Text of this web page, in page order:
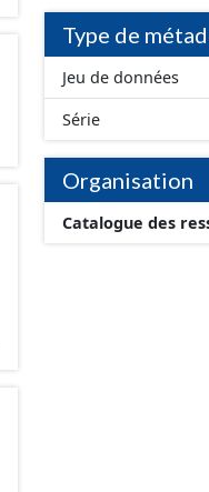
Type de
Jeu de données
Série
Organisation
Catalogue des